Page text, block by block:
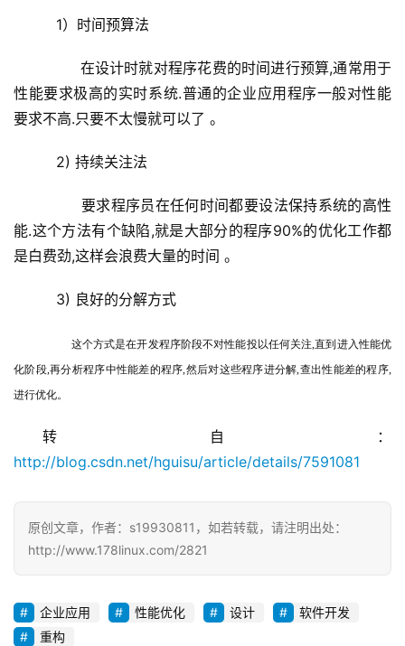
1）时间预算法
在设计时就对程序花费的时间进行预算,通常用于
性能要求极高的实时系统.普通的企业应用程序一般对性能
要求不高.只要不太慢就可以了 。
2) 持续关注法
要求程序员在任何时间都要设法保持系统的高性
能.这个方法有个缺陷,就是大部分的程序90%的优化工作都
是白费劲,这样会浪费大量的时间 。
3) 良好的分解方式
这个方式是在开发程序阶段不对性能投以任何关注,直到进入性能优
化阶段,再分析程序中性能差的程序,然后对这些程序进分解,查出性能差的程序,
进行优化。
转自：
http://blog.csdn.net/hguisu/article/details/7591081
原创文章，作者：s19930811，如若转载，请注明出处：
http://www.178linux.com/2821
企业应用 性能优化 设计
软件开发
重构